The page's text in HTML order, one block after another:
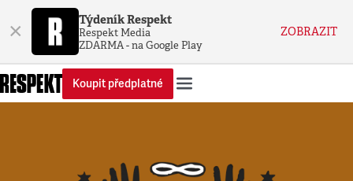
× Týdeník Respekt
Respekt Media
ZDARMA - na Google Play
ZOBRAZIT
Koupit předplatné